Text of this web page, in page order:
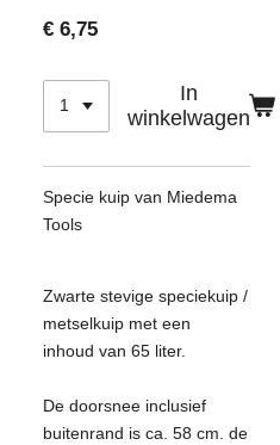
€ 6,75
In
winkelwagen
Specie kuip van Miedema
Tools
Zwarte stevige speciekuip /
metselkuip met een
inhoud van 65 liter.
De doorsnee inclusief
buitenrand is ca. 58 cm. de